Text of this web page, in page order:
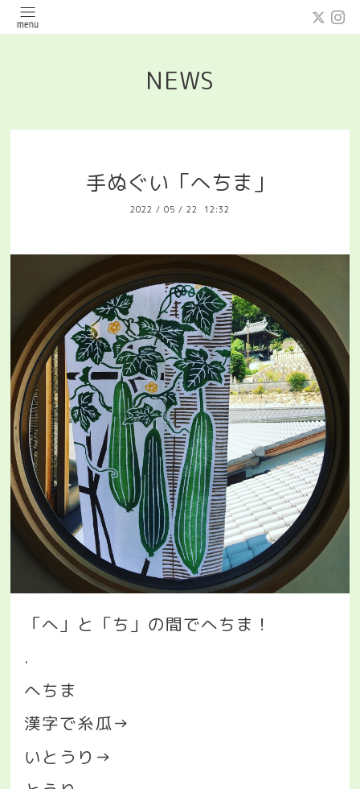
NEWS
手ぬぐい「へちま」
2022 / 05 / 22 12:32
「へ」と「ち」の間でへちま！
.
へちま
漢字で糸瓜→
いとうり →